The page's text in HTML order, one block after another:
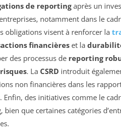
de reportingaprès un
notamment dans le
obligations visent à renforcer la
financières et la
des processus de reporting
risques. La CSRD introduit
non financières dans les
. Enfin, des initiatives comme le
bien que certaines catégories